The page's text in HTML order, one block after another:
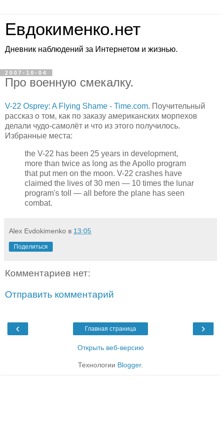
Евдокименко.нет
Дневник наблюдений за Интернетом и жизнью.
2007-10-04
Про военную смекалку.
V-22 Osprey: A Flying Shame - Time.com. Поучительный
рассказ о том, как по заказу американских морпехов
делали чудо-самолёт и что из этого получилось.
Избранные места:
the V-22 has been 25 years in development,
more than twice as long as the Apollo program
that put men on the moon. V-22 crashes have
claimed the lives of 30 men — 10 times the lunar
program's toll — all before the plane has seen
combat.
Alex Evdokimenko в 13:05
Поделиться
Комментариев нет:
Отправить комментарий
‹ ›
Главная страница
Открыть веб-версию
Технологии Blogger.